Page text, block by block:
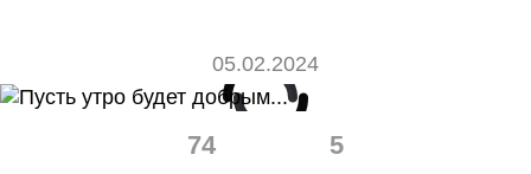
05.02.2024
74 5